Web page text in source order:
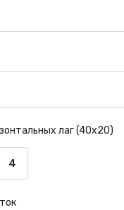
лаг (40х20)
4